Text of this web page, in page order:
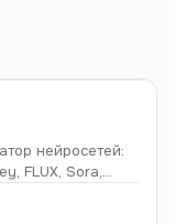
нейросетей:
FLUX, Sora,
окне на русском,
старт